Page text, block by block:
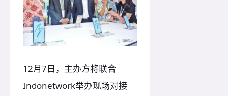
12月7日，主办方将联合
Indonetwork举办现场对接